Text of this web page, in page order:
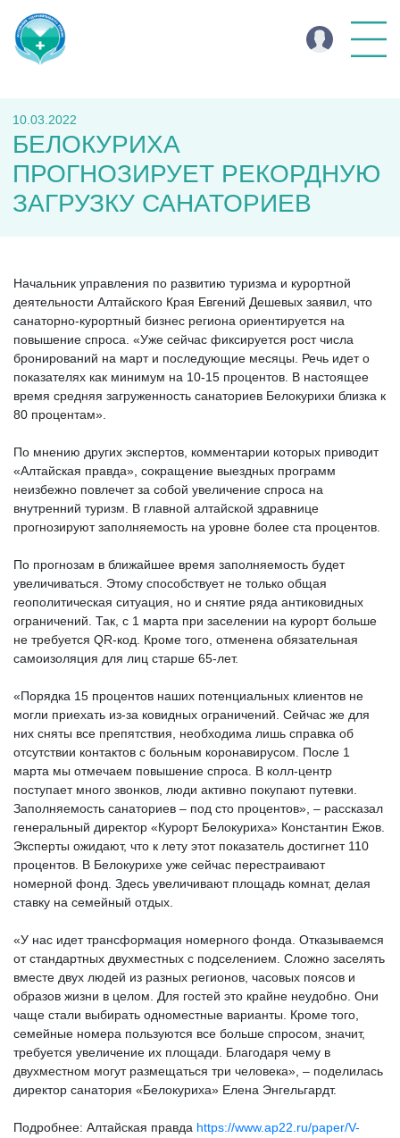
10.03.2022
БЕЛОКУРИХА
ПРОГНОЗИРУЕТ РЕКОРДНУЮ
ЗАГРУЗКУ САНАТОРИЕВ
Начальник управления по развитию туризма и курортной
деятельности Алтайского Края Евгений Дешевых заявил, что
санаторно-курортный бизнес региона ориентируется на
повышение спроса. «Уже сейчас фиксируется рост числа
бронирований на март и последующие месяцы. Речь идет о
показателях как минимум на 10-15 процентов. В настоящее
время средняя загруженность санаториев Белокурихи близка к
80 процентам».
По мнению других экспертов, комментарии которых приводит
«Алтайская правда», сокращение выездных программ
неизбежно повлечет за собой увеличение спроса на
внутренний туризм. В главной алтайской здравнице
прогнозируют заполняемость на уровне более ста процентов.
По прогнозам в ближайшее время заполняемость будет
увеличиваться. Этому способствует не только общая
геополитическая ситуация, но и снятие ряда антиковидных
ограничений. Так, с 1 марта при заселении на курорт больше
не требуется QR-код. Кроме того, отменена обязательная
самоизоляция для лиц старше 65-лет.
«Порядка 15 процентов наших потенциальных клиентов не
могли приехать из-за ковидных ограничений. Сейчас же для
них сняты все препятствия, необходима лишь справка об
отсутствии контактов с больным коронавирусом. После 1
марта мы отмечаем повышение спроса. В колл-центр
поступает много звонков, люди активно покупают путевки.
Заполняемость санаториев – под сто процентов», – рассказал
генеральный директор «Курорт Белокуриха» Константин Ежов.
Эксперты ожидают, что к лету этот показатель достигнет 110
процентов. В Белокурихе уже сейчас перестраивают
номерной фонд. Здесь увеличивают площадь комнат, делая
ставку на семейный отдых.
«У нас идет трансформация номерного фонда. Отказываемся
от стандартных двухместных с подселением. Сложно заселять
вместе двух людей из разных регионов, часовых поясов и
образов жизни в целом. Для гостей это крайне неудобно. Они
чаще стали выбирать одноместные варианты. Кроме того,
семейные номера пользуются все больше спросом, значит,
требуется увеличение их площади. Благодаря чему в
двухместном могут размещаться три человека», – поделилась
директор санатория «Белокуриха» Елена Энгельгардт.
Подробнее: Алтайская правда https://www.ap22.ru/paper/V-